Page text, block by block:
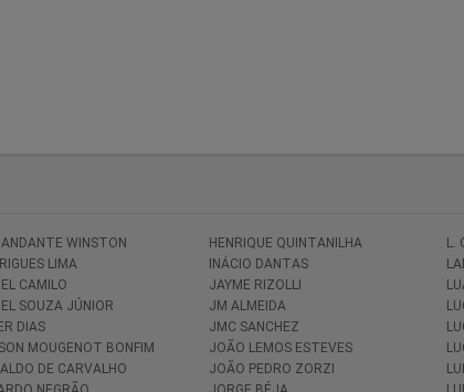
WINSTON
LIMA
CAMILO
SOUZA JÚNIOR
DIAS
MOUGENOT BONFIM
DE CARVALHO
HENRIQUE QUINTANILHA
INÁCIO DANTAS
JAYME RIZOLLI
JM ALMEIDA
JMC SANCHEZ
JOÃO LEMOS ESTEVES
JOÃO PEDRO ZORZI
L.